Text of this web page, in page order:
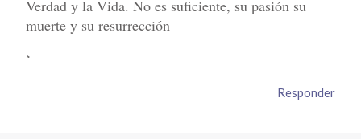
Verdad y la Vida. No es suficiente, su pasión su
muerte y su resurrección
‘
Responder